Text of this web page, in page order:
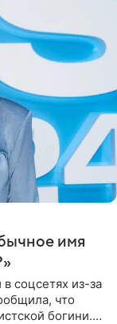
имя
соцсетях из-за
что
богини.